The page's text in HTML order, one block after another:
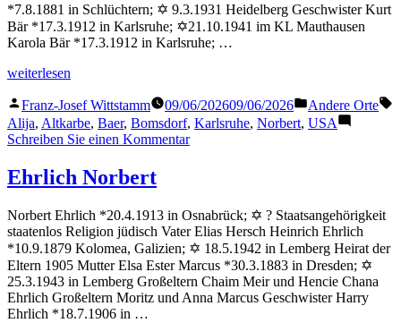
*7.8.1881 in Schlüchtern; ✡ 9.3.1931 Heidelberg Geschwister Kurt
Bär *17.3.1912 in Karlsruhe; ✡21.10.1941 im KL Mauthausen
Karola Bär *17.3.1912 in Karlsruhe; …
„Baer
weiterlesen
Veröffentlicht
von
Franz-Josef Wittstamm 09/06/202609/06/2026
Veröffentlicht
in
Andere Orte
Alija, Altkarbe, Baer, Bomsdorf, Karlsruhe, Norbert, USA
Schreiben Sie einen Kommentarzu
Ehrlich Norbert
Norbert Ehrlich *20.4.1913 in Osnabrück; ✡ ? Staatsangehörigkeit
staatenlos Religion jüdisch Vater Elias Hersch Heinrich Ehrlich
*10.9.1879 Kolomea, Galizien; ✡ 18.5.1942 in Lemberg Heirat der
Eltern 1905 Mutter Elsa Ester Marcus *30.3.1883 in Dresden; ✡
25.3.1943 in Lemberg Großeltern Chaim Meir und Hencie Chana
Ehrlich Großeltern Moritz und Anna Marcus Geschwister Harry
Ehrlich *18.7.1906 in …